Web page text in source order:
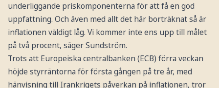
underliggande priskomponenterna för att få en god
uppfattning. Och även med allt det här borträknat så är
inflationen väldigt låg. Vi kommer inte ens upp till målet
på två procent, säger Sundström.
Trots att Europeiska centralbanken (ECB) förra veckan
höjde styrräntorna för första gången på tre år, med
hänvisning till Irankrigets påverkan på inflationen, tror